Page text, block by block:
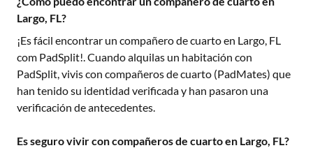
Largo, FL?
¡Es fácil encontrar un compañero de cuarto en Largo, FL
com PadSplit!. Cuando alquilas un habitación con
PadSplit, vivis con compañeros de cuarto (PadMates) que
han tenido su identidad verificada y han pasaron una
verificación de antecedentes.
Es seguro vivir con compañeros de cuarto en Largo, FL?